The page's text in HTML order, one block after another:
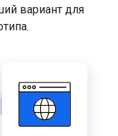
вариант для